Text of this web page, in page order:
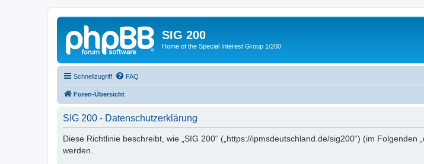
SIG 200
Home of the Special Interest Group 1/200
Schnellzugriff FAQ
Foren-Übersicht
SIG 200 - Datenschutzerklärung
Diese Richtlinie beschreibt, wie „SIG 200“ („https://ipmsdeutschland.de/sig200“) (im
werden.